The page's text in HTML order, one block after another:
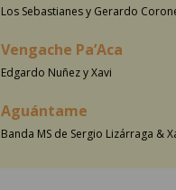
Los Sebastianes y Gerardo
Vengache Pa’Aca
Edgardo Nuñez y Xavi
Aguántame
Banda MS de Sergio Lizárraga &